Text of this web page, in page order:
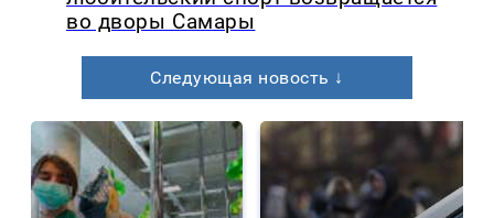
во дворы Самары
Следующая новость ↓